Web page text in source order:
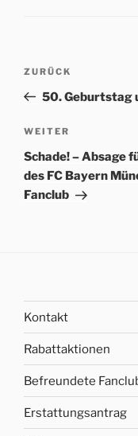
Beitrags-
Vorheriger
Beitrag
ZURÜCK
50. Geburtstag
Nächster
Beitrag
WEITER
Schade! – Absage
des FC Bayern
Fanclub
Kontakt
Rabattaktionen
Befreundete
Erstattungsantrag